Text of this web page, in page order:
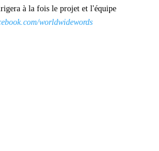
à la fois le projet et l'équipe
worldwidewords